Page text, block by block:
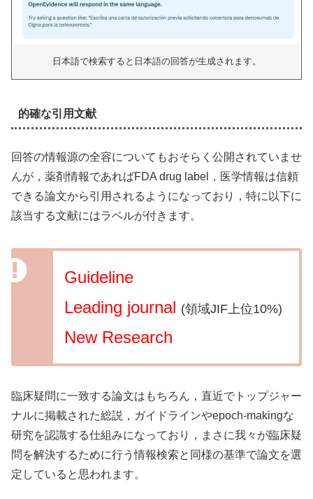
日本語で検索すると日本語の回答が生成されます。
的確な引用文献
回答の情報源の全容についてもおそらく公開されていませ
んが，薬剤情報であればFDA drug label，医学情報は信頼
できる論文から引用されるようになっており，特に以下に
該当する文献にはラベルが付きます。
Guideline
Leading journal (領域JIF上位10%)
New Research
臨床疑問に一致する論文はもちろん，直近でトップジャー
ナルに掲載された総説，ガイドラインやepoch-makingな
研究を認識する仕組みになっており，まさに我々が臨床疑
問を解決するために行う情報検索と同様の基準で論文を選
定していると思われます。